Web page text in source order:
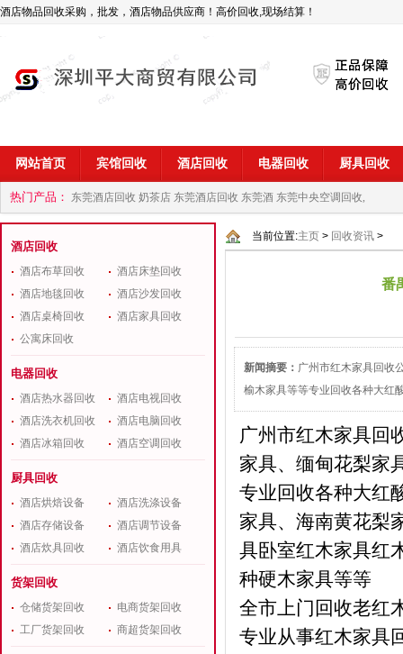
酒店物品回收采购，批发，酒店物品供应商！高价回收,现场结算！
网站首页 宾馆回收 酒店回收 电器回收 厨具回收
热门产品： 东莞酒店回收 奶茶店 东莞酒店回收 东莞酒 东莞中央空调回收,
商 深圳酒店用品回收公司
酒店回收
酒店布草回收
酒店床垫回收
酒店地毯回收
酒店沙发回收
酒店桌椅回收
酒店家具回收
公寓床回收
电器回收
酒店热水器回收
酒店电视回收
酒店洗衣机回收
酒店电脑回收
酒店冰箱回收
酒店空调回收
厨具回收
酒店烘焙设备
酒店洗涤设备
酒店存储设备
酒店调节设备
酒店炊具回收
酒店饮食用具
货架回收
仓储货架回收
电商货架回收
工厂货架回收
商超货架回收
当前位置:主页 > 回收资讯 >
番
新闻摘要： 广州市红木家具回收
榆木家具等等专业回收各种大红
广州市红木家具回
家具、缅甸花梨家
专业回收各种大红
家具、海南黄花梨
具卧室红木家具红
种硬木家具等等
全市上门回收老红
专业从事红木家具